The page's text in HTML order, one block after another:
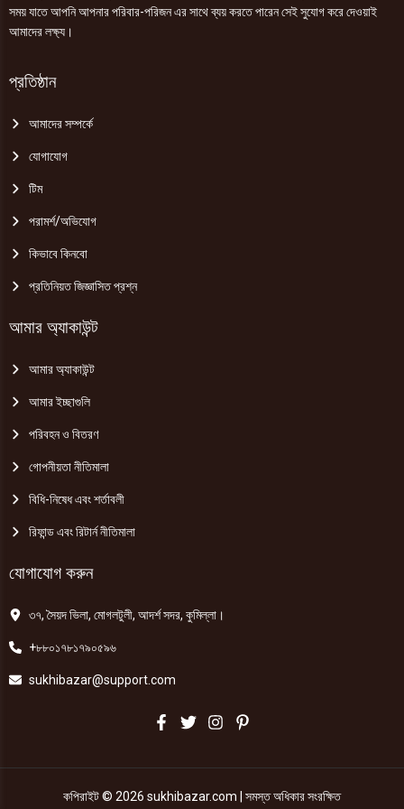
সময় যাতে আপনি আপনার পরিবার-পরিজন এর সাথে ব্যয় করতে পারেন সেই সুযোগ করে দেওয়াই
আমাদের লক্ষ্য।
প্রতিষ্ঠান
আমাদের সম্পর্কে
যোগাযোগ
টিম
পরামর্শ/অভিযোগ
কিভাবে কিনবো
প্রতিনিয়ত জিজ্ঞাসিত প্রশ্ন
আমার অ্যাকাউন্ট
আমার অ্যাকাউন্ট
আমার ইচ্ছাগুলি
পরিবহন ও বিতরণ
গোপনীয়তা নীতিমালা
বিধি-নিষেধ এবং শর্তাবলী
রিফান্ড এবং রিটার্ন নীতিমালা
যোগাযোগ করুন
৩৭, সৈয়দ ভিলা, মোগলটুলী, আদর্শ সদর, কুমিল্লা।
+৮৮০১৭৮১৭৯০৫৯৬
sukhibazar@support.com
কপিরাইট © 2026 sukhibazar.com | সমস্ত অধিকার সংরক্ষিত